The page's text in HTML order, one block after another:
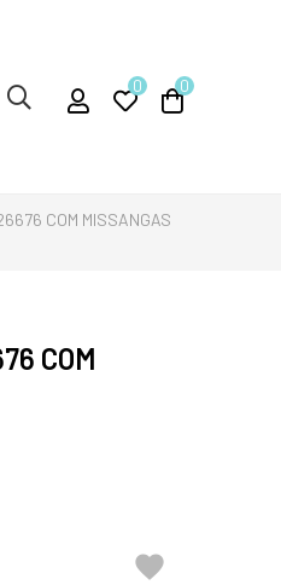
0 0
COM MISSANGAS
COM
